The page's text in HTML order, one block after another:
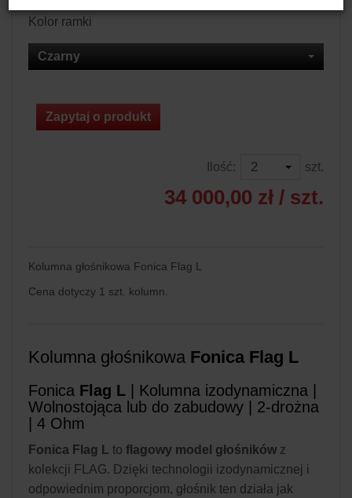
Kolor ramki
Czarny
Zapytaj o produkt
Ilość: szt.
34 000,00 zł / szt.
Kolumna głośnikowa Fonica Flag L
Cena dotyczy 1 szt. kolumn.
Kolumna głośnikowa Fonica Flag L
Fonica Flag L | Kolumna izodynamiczna |
Wolnostojąca lub do zabudowy | 2-drożna
| 4 Ohm
Fonica Flag L to flagowy model głośników z
kolekcji FLAG. Dzięki technologii izodynamicznej i
odpowiednim proporcjom, głośnik ten działa jak